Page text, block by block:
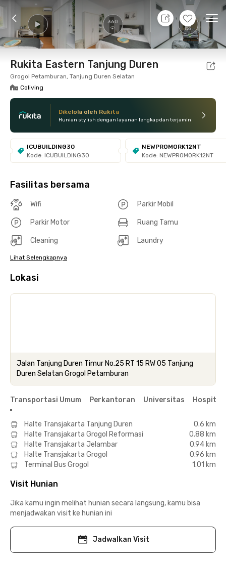
360 +15
8 Agt 26 - Belum tahu
Foto Fasilitas bersama Lokasi Kamar
Rukita Eastern Tanjung Duren
Grogol Petamburan, Tanjung Duren Selatan
Coliving
Dikelola oleh Rukita
Hunian stylish dengan layanan lengkap dan terjamin
ICUBUILDING30
Kode: ICUBUILDING30
NEWPROMORK12NT
Kode: NEWPROMORK12NT
Fasilitas bersama
Wifi Parkir Mobil
Parkir Motor Ruang Tamu
Cleaning Laundry
Lihat Selengkapnya
Lokasi
Jalan Tanjung Duren Timur No.25 RT 15 RW 05 Tanjung
Duren Selatan Grogol Petamburan
Transportasi Umum Perkantoran Universitas Hospital
Halte Transjakarta Tanjung Duren
0.6 km
Halte Transjakarta Grogol Reformasi
0.88 km
Halte Transjakarta Jelambar
0.94 km
Halte Transjakarta Grogol
0.96 km
Terminal Bus Grogol
1.01 km
Visit Hunian
Jika kamu ingin melihat hunian secara langsung, kamu bisa
menjadwakan visit ke hunian ini
Jadwalkan Visit